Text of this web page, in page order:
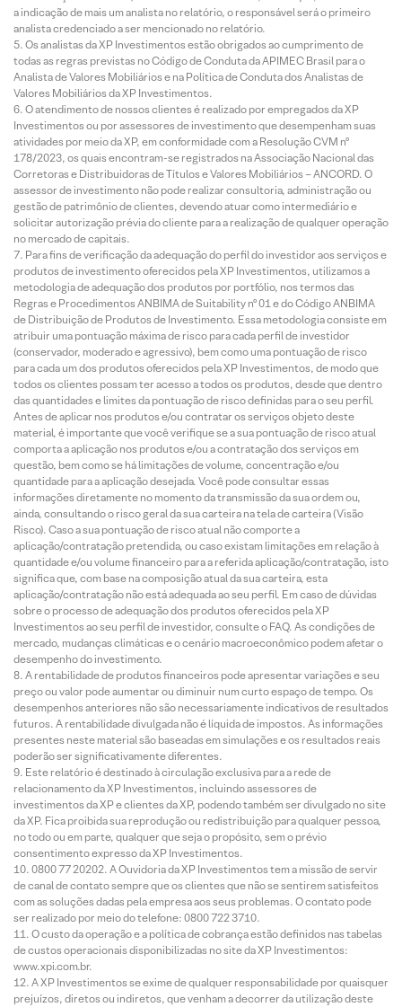
a indicação de mais um analista no relatório, o responsável será o primeiro
analista credenciado a ser mencionado no relatório.
Os analistas da XP Investimentos estão obrigados ao cumprimento de
todas as regras previstas no Código de Conduta da APIMEC Brasil para o
Analista de Valores Mobiliários e na Política de Conduta dos Analistas de
Valores Mobiliários da XP Investimentos.
O atendimento de nossos clientes é realizado por empregados da XP
Investimentos ou por assessores de investimento que desempenham suas
atividades por meio da XP, em conformidade com a Resolução CVM nº
178/2023, os quais encontram-se registrados na Associação Nacional das
Corretoras e Distribuidoras de Títulos e Valores Mobiliários – ANCORD. O
assessor de investimento não pode realizar consultoria, administração ou
gestão de patrimônio de clientes, devendo atuar como intermediário e
solicitar autorização prévia do cliente para a realização de qualquer operação
no mercado de capitais.
Para fins de verificação da adequação do perfil do investidor aos serviços e
produtos de investimento oferecidos pela XP Investimentos, utilizamos a
metodologia de adequação dos produtos por portfólio, nos termos das
Regras e Procedimentos ANBIMA de Suitability nº 01 e do Código ANBIMA
de Distribuição de Produtos de Investimento. Essa metodologia consiste em
atribuir uma pontuação máxima de risco para cada perfil de investidor
(conservador, moderado e agressivo), bem como uma pontuação de risco
para cada um dos produtos oferecidos pela XP Investimentos, de modo que
todos os clientes possam ter acesso a todos os produtos, desde que dentro
das quantidades e limites da pontuação de risco definidas para o seu perfil.
Antes de aplicar nos produtos e/ou contratar os serviços objeto deste
material, é importante que você verifique se a sua pontuação de risco atual
comporta a aplicação nos produtos e/ou a contratação dos serviços em
questão, bem como se há limitações de volume, concentração e/ou
quantidade para a aplicação desejada. Você pode consultar essas
informações diretamente no momento da transmissão da sua ordem ou,
ainda, consultando o risco geral da sua carteira na tela de carteira (Visão
Risco). Caso a sua pontuação de risco atual não comporte a
aplicação/contratação pretendida, ou caso existam limitações em relação à
quantidade e/ou volume financeiro para a referida aplicação/contratação, isto
significa que, com base na composição atual da sua carteira, esta
aplicação/contratação não está adequada ao seu perfil. Em caso de dúvidas
sobre o processo de adequação dos produtos oferecidos pela XP
Investimentos ao seu perfil de investidor, consulte o FAQ. As condições de
mercado, mudanças climáticas e o cenário macroeconômico podem afetar o
desempenho do investimento.
A rentabilidade de produtos financeiros pode apresentar variações e seu
preço ou valor pode aumentar ou diminuir num curto espaço de tempo. Os
desempenhos anteriores não são necessariamente indicativos de resultados
futuros. A rentabilidade divulgada não é líquida de impostos. As informações
presentes neste material são baseadas em simulações e os resultados reais
poderão ser significativamente diferentes.
Este relatório é destinado à circulação exclusiva para a rede de
relacionamento da XP Investimentos, incluindo assessores de
investimentos da XP e clientes da XP, podendo também ser divulgado no site
da XP. Fica proibida sua reprodução ou redistribuição para qualquer pessoa,
no todo ou em parte, qualquer que seja o propósito, sem o prévio
consentimento expresso da XP Investimentos.
0800 77 20202. A Ouvidoria da XP Investimentos tem a missão de servir
de canal de contato sempre que os clientes que não se sentirem satisfeitos
com as soluções dadas pela empresa aos seus problemas. O contato pode
ser realizado por meio do telefone: 0800 722 3710.
O custo da operação e a política de cobrança estão definidos nas tabelas
de custos operacionais disponibilizadas no site da XP Investimentos:
www.xpi.com.br.
A XP Investimentos se exime de qualquer responsabilidade por quaisquer
prejuízos, diretos ou indiretos, que venham a decorrer da utilização deste